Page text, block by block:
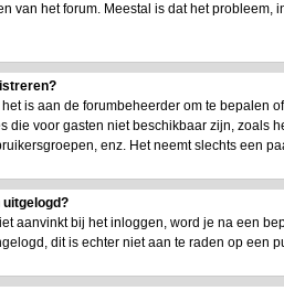
van het forum. Meestal is dat het
is aan de forumbeheerder om te bepalen
die voor gasten niet beschikbaar zijn,
enz. Het neemt slechts een
aanvinkt bij het inloggen, word je na een
dit is echter niet aan te raden op een